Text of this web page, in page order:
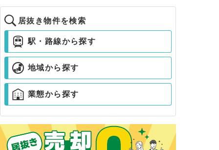
居抜き物件を検索
駅・路線から探す
地域から探す
業態から探す